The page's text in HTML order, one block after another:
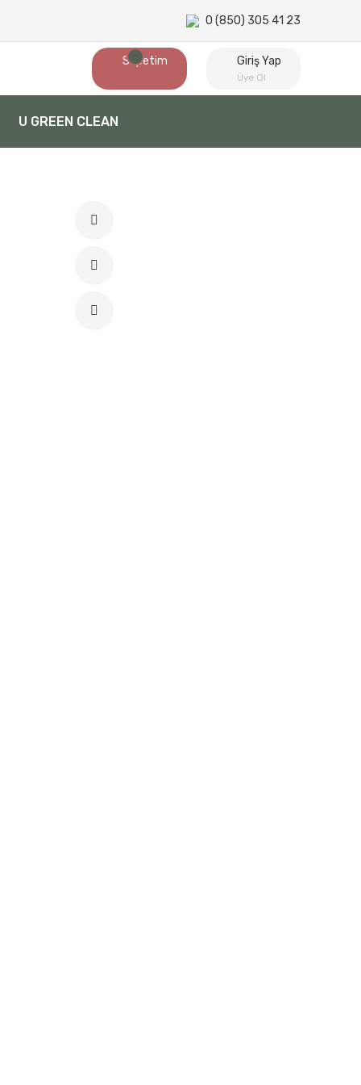
0 (850) 305 41 23
Sepetim Giriş Yap
Üye Ol
U GREEN CLEAN